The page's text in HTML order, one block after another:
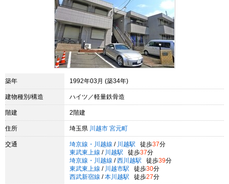
築年 1992年03月 (築34年)
建物種別/構造 ハイツ／軽量鉄骨造
階建 2階建
住所 埼玉県 川越市 宮元町
交通 埼京線・川越線 / 川越駅 徒歩37分
東武東上線 / 川越駅 徒歩37分
埼京線・川越線 / 西川越駅 徒歩39分
東武東上線 / 川越市駅 徒歩30分
西武新宿線 / 本川越駅 徒歩27分